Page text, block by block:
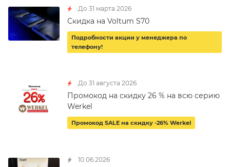
До 31 марта 2026
Скидка на Voltum S70
Подробности акции у менеджера по
телефону!
До 31 августа 2026
Промокод на скидку 26 % на всю серию
Werkel
Промокод SALE на скидку -26% Werkel
10.06.2026